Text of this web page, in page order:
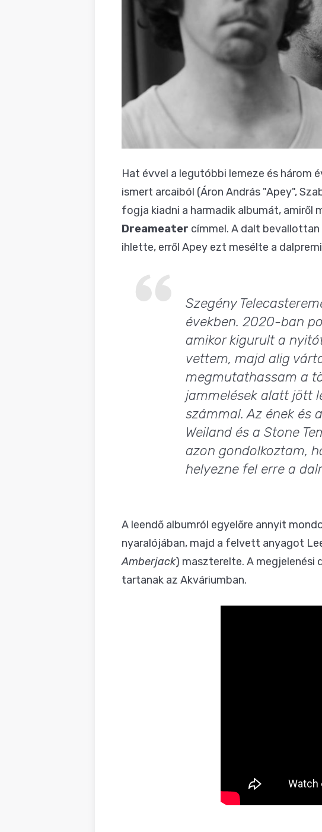
Hat évvel a legutóbbi lemeze és három
ismert arcaiból (Áron András "Apey",
fogja kiadni a harmadik albumát, amiről
Dreameater címmel. A dalt
ihlette, erről Apey ezt mesélte a
Szegény
években. 2020-ban
amikor kigurult a
vettem, majd alig
megmutathassam a
jammelések alatt jött
számmal. Az ének és
Weiland és a Stone
azon gondolkoztam,
helyezne fel erre a
A leendő albumról egyelőre annyit
nyaralójában, majd a felvett anyagot
Amberjack) maszterelte. A megjelenési
tartanak az Akváriumban.